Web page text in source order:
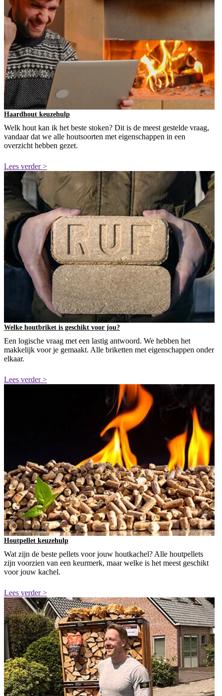
Haardhout keuzehulp
Welk hout kan ik het beste stoken? Dit is de meest gestelde vraag,
vandaar dat we alle houtsoorten met eigenschappen in een
overzicht hebben gezet.
Lees verder >
Welke houtbriket is geschikt voor jou?
Een logische vraag met een lastig antwoord. We hebben het
makkelijk voor je gemaakt. Alle briketten met eigenschappen onder
elkaar.
Lees verder >
Houtpellet keuzehulp
Wat zijn de beste pellets voor jouw houtkachel? Alle houtpellets
zijn voorzien van een keurmerk, maar welke is het meest geschikt
voor jouw kachel.
Lees verder >